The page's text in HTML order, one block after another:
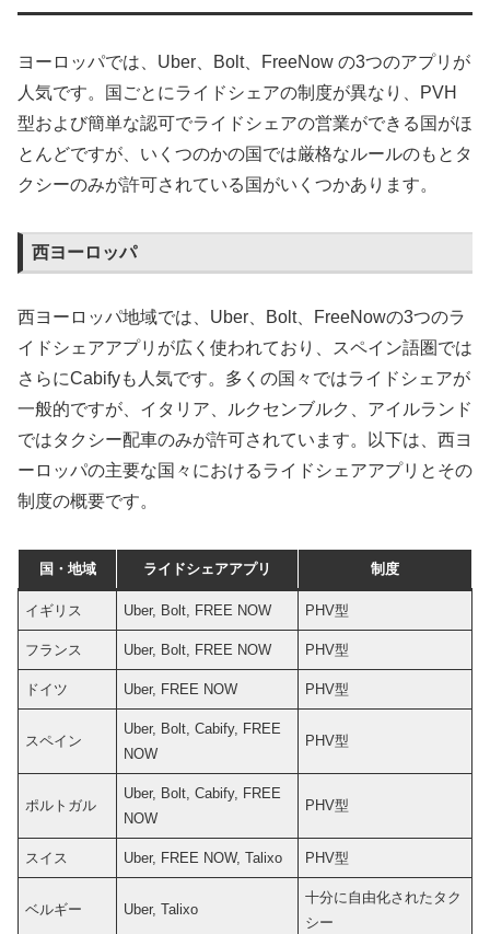
ヨーロッパでは、Uber、Bolt、FreeNow の3つのアプリが
人気です。国ごとにライドシェアの制度が異なり、PVH
型および簡単な認可でライドシェアの営業ができる国がほ
とんどですが、いくつのかの国では厳格なルールのもとタ
クシーのみが許可されている国がいくつかあります。
西ヨーロッパ
西ヨーロッパ地域では、Uber、Bolt、FreeNowの3つのラ
イドシェアアプリが広く使われており、スペイン語圏では
さらにCabifyも人気です。多くの国々ではライドシェアが
一般的ですが、イタリア、ルクセンブルク、アイルランド
ではタクシー配車のみが許可されています。以下は、西ヨ
ーロッパの主要な国々におけるライドシェアアプリとその
制度の概要です。
国・地域 ライドシェアアプリ 制度
イギリス Uber, Bolt, FREE NOW PHV型
フランス Uber, Bolt, FREE NOW PHV型
ドイツ Uber, FREE NOW PHV型
スペイン
Uber, Bolt, Cabify, FREE
NOW
PHV型
ポルトガル
Uber, Bolt, Cabify, FREE
NOW
PHV型
スイス Uber, FREE NOW, Talixo PHV型
ベルギー Uber, Talixo
十分に自由化されたタク
シー